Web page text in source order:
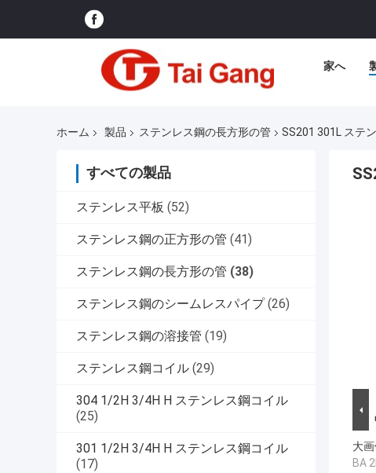
家へ
ホーム 製品 ステンレス鋼の長方形の管 SS201 301L ステ
すべての製品
ステンレス平板 (52)
ステンレス鋼の正方形の管 (41)
ステンレス鋼の長方形の管 (38)
ステンレス鋼のシームレスパイプ (26)
ステンレス鋼の溶接管 (19)
ステンレス鋼コイル (29)
304 1/2H 3/4H H ステンレス鋼コイル
(25)
301 1/2H 3/4H H ステンレス鋼コイル
(17)
大画
BA